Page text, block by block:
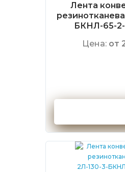
Лента
БКНЛ-65-
Цена: от